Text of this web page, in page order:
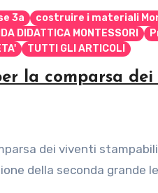
3a costruire i materiali
DIDATTICA MONTESSORI
TUTTI GLI ARTICOLI
la comparsa
dei viventi
della seconda grande